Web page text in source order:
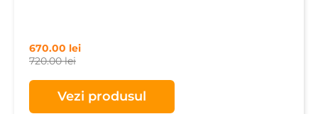
720.00lei
670.00 lei
Vezi produsul